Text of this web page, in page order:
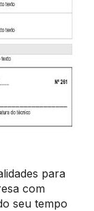
para
com
seu tempo